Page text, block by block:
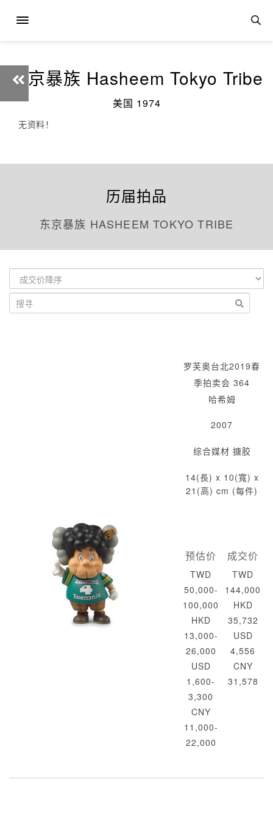
东京暴族 Hasheem Tokyo Tribe
美国 1974
无资料！
历届拍品
东京暴族 HASHEEM TOKYO TRIBE
罗芙奥台北2019春
季拍卖会 364
哈希姆
2007
综合媒材 搪胶
14(長) x 10(寬) x
21(高) cm (每件)
预估价
TWD
50,000-
100,000
HKD
13,000-
26,000
USD
1,600-
3,300
CNY
11,000-
22,000
成交价
TWD
144,000
HKD
35,732
USD
4,556
CNY
31,578